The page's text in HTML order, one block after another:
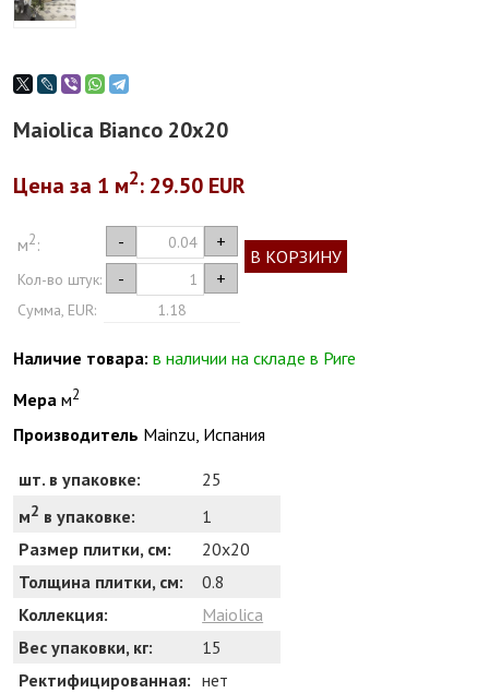
Maiolica Bianco 20x20
Цена за 1 м2: 29.50 EUR
м2: - +
Кол-во штук: - +
Сумма, EUR: 1.18
В КОРЗИНУ
Наличие товара: в наличии на складе в Риге
Мера м2
Производитель Mainzu, Испания
шт. в упаковке:
25
м2 в упаковке:
1
Размер плитки, см:
20x20
Толщина плитки, см:
0.8
Коллекция:
Maiolica
Вес упаковки, кг:
15
Ректифицированная: нет